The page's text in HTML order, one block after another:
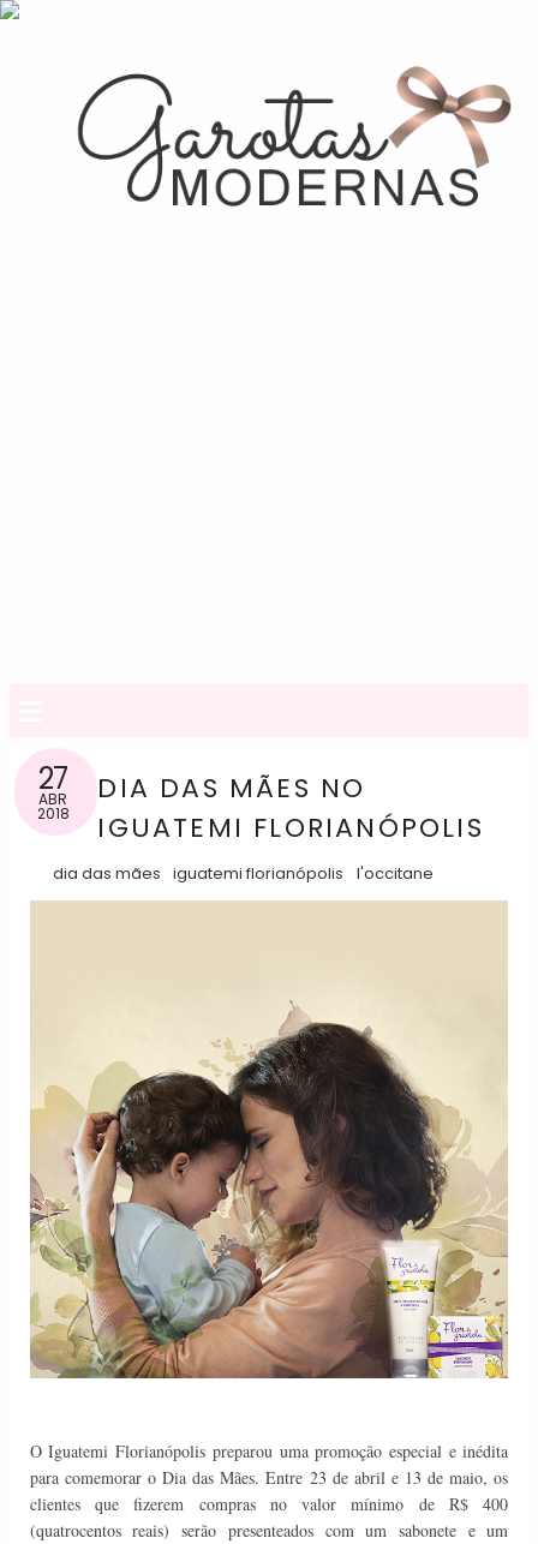
27
ABR
2018
DIA DAS MÃES NO
IGUATEMI FLORIANÓPOLIS
dia das mães iguatemi florianópolis l'occitane
O Iguatemi Florianópolis preparou uma promoção especial e inédita
para comemorar o Dia das Mães. Entre 23 de abril e 13 de maio, os
clientes que fizerem compras no valor mínimo de R$ 400
(quatrocentos reais) serão presenteados com um sabonete e um